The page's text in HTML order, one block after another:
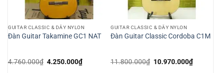
GUITAR CLASSIC & DÂY NYLON
Đàn Guitar Takamine GC1 NAT
4.760.000₫ Giá
4.250.000₫Giá
hiện
GUITAR CLASSIC & DÂY NYLON
Đàn Guitar Classic Cordoba C1M
11.800.000₫ Giá
10.970.000₫Giá
hiện